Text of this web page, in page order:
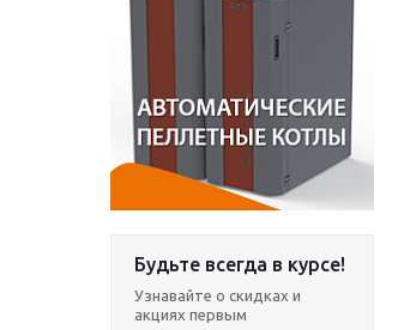
Будьте всегда в курсе!
Узнавайте о скидках и
акциях первым